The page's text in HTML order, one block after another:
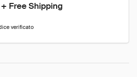
Free Shipping
verificato